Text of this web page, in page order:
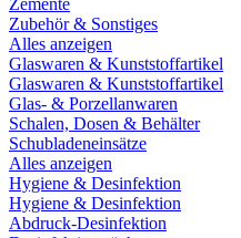
Zemente
Zubehör & Sonstiges
Alles anzeigen
Glaswaren & Kunststoffartikel
Glaswaren & Kunststoffartikel
Glas- & Porzellanwaren
Schalen, Dosen & Behälter
Schubladeneinsätze
Alles anzeigen
Hygiene & Desinfektion
Hygiene & Desinfektion
Abdruck-Desinfektion